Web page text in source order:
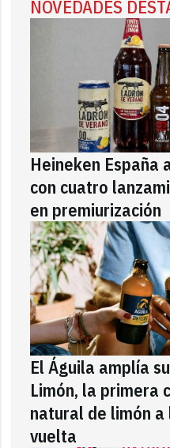
NOVEDADES
Heineken España
con cuatro
en premiurización
El Águila amplía
Limón, la primera
natural de limón
vuelta